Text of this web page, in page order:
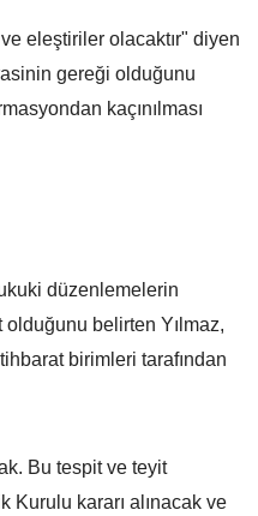
eleştiriler olacaktır" diyen
gereği olduğunu
kaçınılması
düzenlemelerin
belirten Yılmaz,
birimleri tarafından
Bu tespit ve teyit
Kurulu kararı alınacak ve